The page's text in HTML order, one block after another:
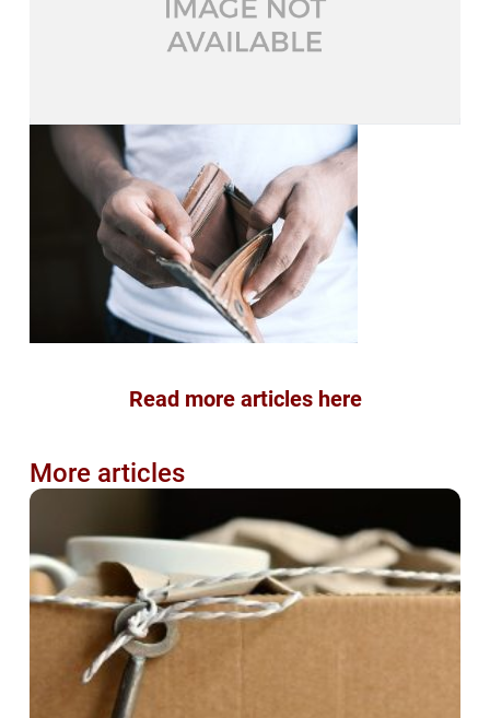
Read more articles here
More articles